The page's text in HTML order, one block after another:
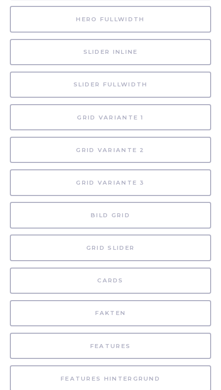
HERO FULLWIDTH
SLIDER INLINE
SLIDER FULLWIDTH
GRID VARIANTE 1
GRID VARIANTE 2
GRID VARIANTE 3
BILD GRID
GRID SLIDER
CARDS
FAKTEN
FEATURES
FEATURES HINTERGRUND